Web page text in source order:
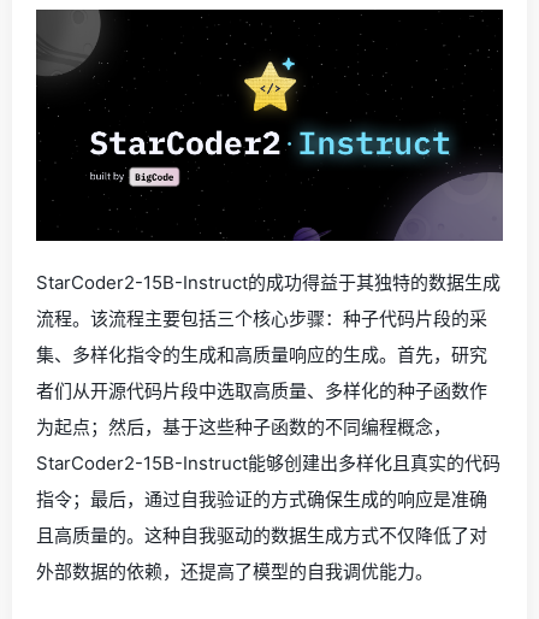
StarCoder2-15B-Instruct的成功得益于其独特的数据生成
流程。该流程主要包括三个核心步骤：种子代码片段的采
集、多样化指令的生成和高质量响应的生成。首先，研究
者们从开源代码片段中选取高质量、多样化的种子函数作
为起点；然后，基于这些种子函数的不同编程概念，
StarCoder2-15B-Instruct能够创建出多样化且真实的代码
指令；最后，通过自我验证的方式确保生成的响应是准确
且高质量的。这种自我驱动的数据生成方式不仅降低了对
外部数据的依赖，还提高了模型的自我调优能力。